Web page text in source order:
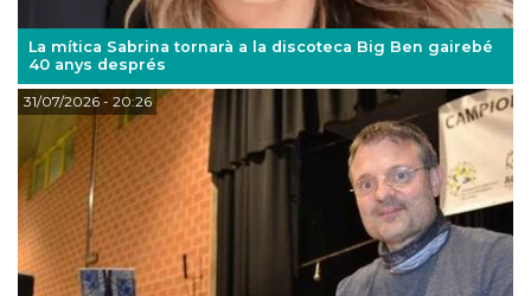
La mítica Sabrina tornarà a la discoteca Big Ben gairebé
40 anys després
31/07/2026- 20:26